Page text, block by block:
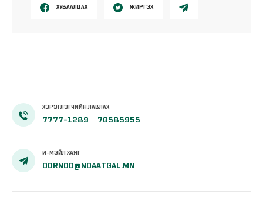
ХУВААЛЦАХ ЖИРГЭХ
ХЭРЭГЛЭГЧИЙН ЛАВЛАХ
7777-1289 70585955
И-МЭЙЛ ХАЯГ
DORNOD@NDAATGAL.MN